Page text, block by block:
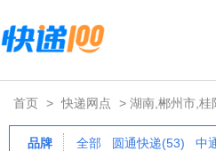
首页 > 快递网点 > 湖南,郴州市,桂
品牌 全部 圆通快递(53) 中